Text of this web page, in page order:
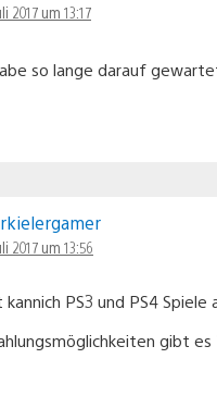
2017 um 13:17
so lange darauf
2017 um 13:56
PS3 und PS4 Spiele
gibt es